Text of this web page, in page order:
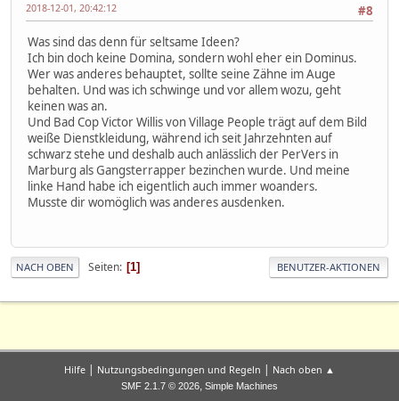
#8
2018-12-01, 20:42:12
Was sind das denn für seltsame Ideen?
Ich bin doch keine Domina, sondern wohl eher ein Dominus.
Wer was anderes behauptet, sollte seine Zähne im Auge
behalten. Und was ich schwinge und vor allem wozu, geht
keinen was an.
Und Bad Cop Victor Willis von Village People trägt auf dem Bild
weiße Dienstkleidung, während ich seit Jahrzehnten auf
schwarz stehe und deshalb auch anlässlich der PerVers in
Marburg als Gangsterrapper bezinchen wurde. Und meine
linke Hand habe ich eigentlich auch immer woanders.
Musste dir womöglich was anderes ausdenken.
NACH OBEN Seiten 1 BENUTZER-AKTIONEN
Hilfe | Nutzungsbedingungen und Regeln | Nach oben ▲
SMF 2.1.7 © 2026, Simple Machines